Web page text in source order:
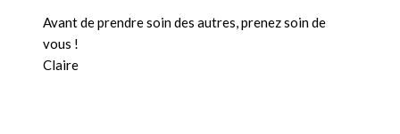
Avant de prendre soin des autres, prenez soin de
vous !
Claire